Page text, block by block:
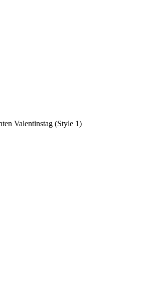
Valentinstag (Style 1)